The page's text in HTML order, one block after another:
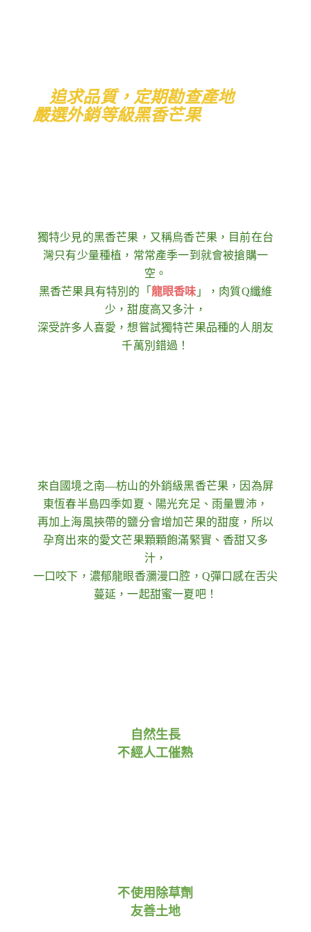
追求品質，定期勘查產地
嚴選外銷等級黑香芒果
獨特少見的黑香芒果，又稱烏香芒果，目前在台
灣只有少量種植， 常常產季一到就會被搶購一
空。
黑香芒果具有特別的「 龍眼香味 」，肉質Q纖維
少，甜度高又多汁，
深受許多人喜愛，想嘗試獨特芒果品種的人朋友
千萬別錯過！
來自國境之南—枋山的外銷級黑香芒果，因為屏
東恆春半島四季如夏、陽光充足、雨量豐沛，
再加上海風挾帶的鹽分會增加芒果的甜度，所以
孕育出來的愛文芒果顆顆飽滿緊實、香甜又多
汁，
一口咬下，濃郁龍眼香瀰漫口腔，Q彈口感在舌尖
蔓延，一起甜蜜一夏吧！
自然生長
不經人工催熟
不使用除草劑
友善土地